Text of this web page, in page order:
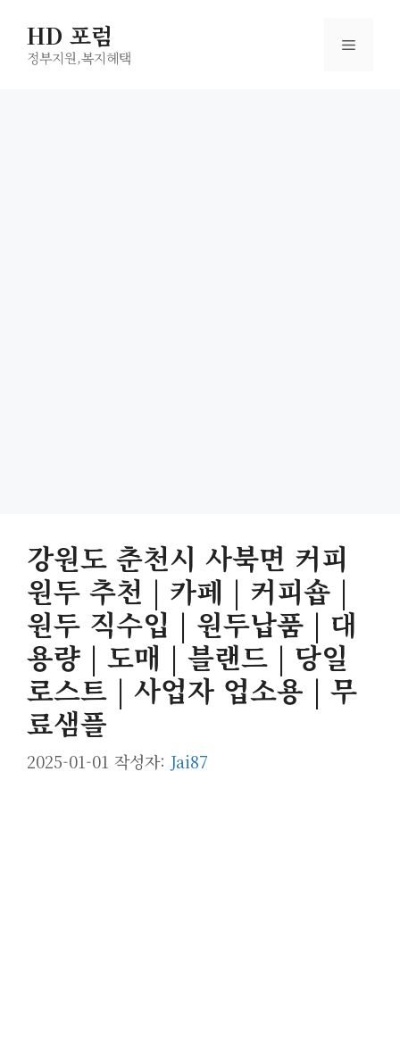
HD 포럼
정부지원,복지헤택
메
강원도 춘천시 사북면 커피
원두 추천 | 카페 | 커피숍 |
원두 직수입 | 원두납품 | 대
용량 | 도매 | 블랜드 | 당일
로스트 | 사업자 업소용 | 무
료샘플
2025-01-01 작성자: Jai87